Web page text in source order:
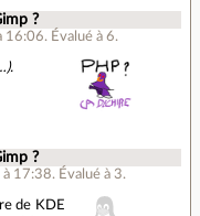
?
16:06. Évalué à 6.
?
17:38. Évalué à 3.
de KDE